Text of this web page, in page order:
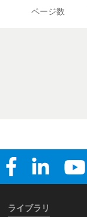
ページ数
ライブラリ